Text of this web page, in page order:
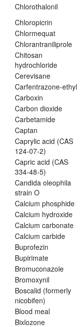
Chlorothalonil
Chloropicrin
Chlormequat
Chlorantraniliprole
Chitosan
hydrochloride
Cerevisane
Carfentrazone-ethyl
Carboxin
Carbon dioxide
Carbetamide
Captan
Caprylic acid (CAS
124-07-2)
Capric acid (CAS
334-48-5)
Candida oleophila
strain O
Calcium phosphide
Calcium hydroxide
Calcium carbonate
Calcium carbide
Buprofezin
Bupirimate
Bromuconazole
Bromoxynil
Boscalid (formerly
nicobifen)
Blood meal
Bixlozone